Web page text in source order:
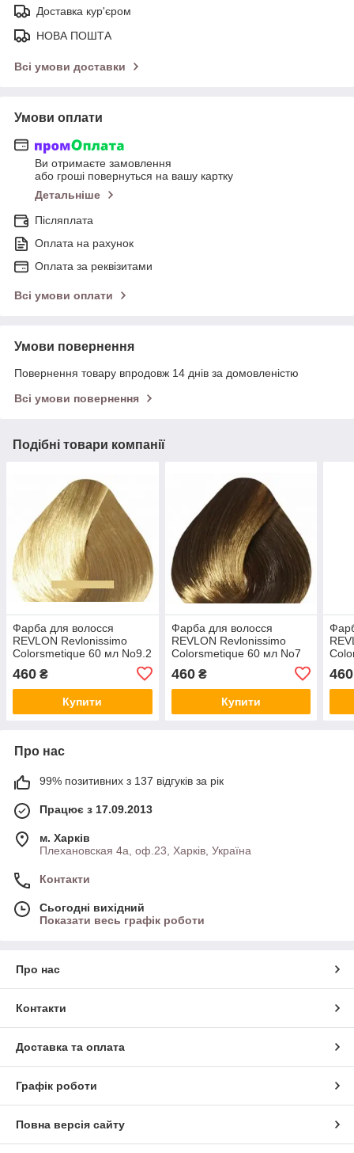
Доставка кур'єром
НОВА ПОШТА
Всі умови доставки
Умови оплати
Ви отримаєте замовлення
або гроші повернуться на вашу картку
Детальніше
Післяплата
Оплата на рахунок
Оплата за реквізитами
Всі умови оплати
Умови повернення
Повернення товару впродовж 14 днів за домовленістю
Всі умови повернення
Подібні товари компанії
Фарба для волосся
REVLON Revlonissimo
Colorsmetique 60 мл No9.2
Переливається
460 ₴
Купити
Фарба для волосся
REVLON Revlonissimo
Colorsmetique 60 мл No7
460₴
Купити
460
Про нас
99% позитивних з 137 відгуків за рік
Працює з 17.09.2013
м. Харків
Плехановская 4а, оф.23, Харків, Україна
Контакти
Сьогодні вихідний
Показати весь графік роботи
Про нас
Контакти
Доставка та оплата
Графік роботи
Повна версія сайту